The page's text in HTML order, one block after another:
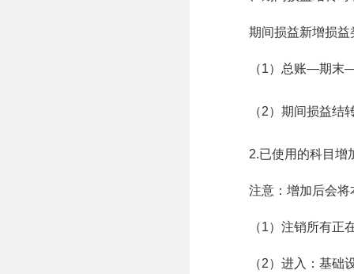
期间损益新增损
（1）总账—期末
（2）期间损益
2.已使用的科目增
注意：增加后会
（1）注销所有正
（2）进入：基